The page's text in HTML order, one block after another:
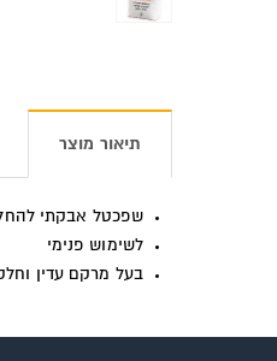
תיאור מוצר
שפכטל אבקתי
לשימוש פנימי
בעל מרקם עדין